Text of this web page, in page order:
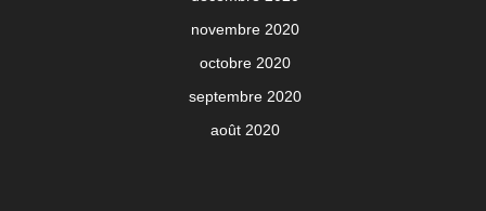
novembre 2020
octobre 2020
septembre 2020
août 2020